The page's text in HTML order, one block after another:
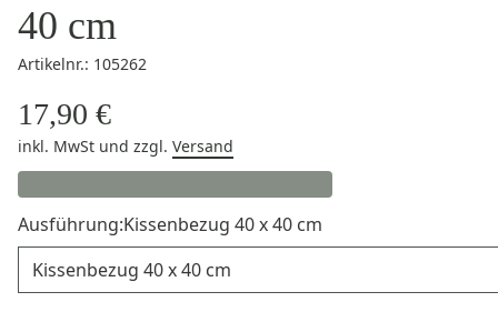
40 cm
Artikelnr.: 105262
17,90 €
inkl. MwSt und zzgl. Versand
Ausführung:Kissenbezug 40 x 40 cm